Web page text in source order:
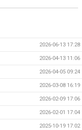
2026-06-13 17:28
2026-04-13 11:06
2026-04-05 09:24
2026-03-08 16:19
2026-02-09 17:06
2026-02-01 17:04
2025-10-19 17:02